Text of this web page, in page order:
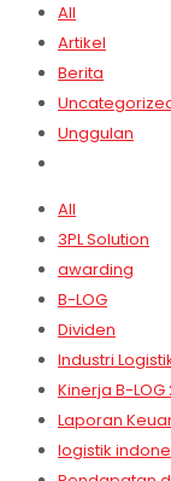
All
Artikel
Berita
Unggulan
All
3PL Solution
awarding
B-LOG
Dividen
Industri
Kinerja B-LOG
Laporan
logistik